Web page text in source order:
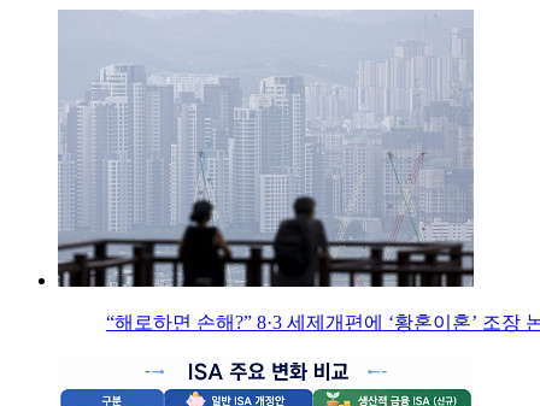
“해로하면 손해?” 8·3 세제개편에 ‘황혼이혼’ 조장